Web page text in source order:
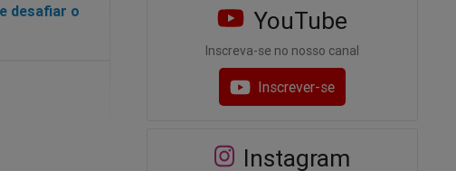
desafiar o
YouTube
Inscreva-se no nosso canal
Inscrever-se
Instagram